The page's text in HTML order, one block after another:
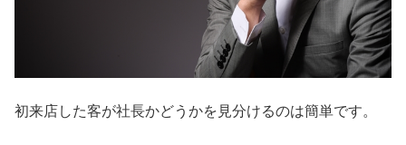
初来店した客が社長かどうかを見分けるのは簡単です。